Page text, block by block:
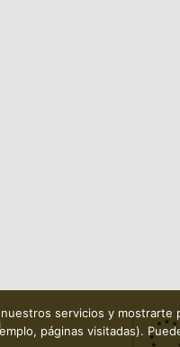
servicios y
páginas visitadas).